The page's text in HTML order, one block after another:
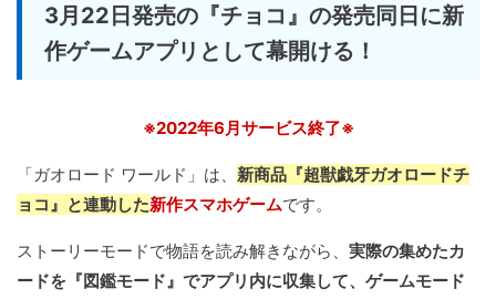
3月22日発売の『チョコ』の発売同日に新
作ゲームアプリとして幕開ける！
※2022年6月サービス終了※
「ガオロード ワールド」は、 新商品『超獣戯牙ガオロードチ
ョコ』と連動した新作スマホゲームです。
ストーリーモードで物語を読み解きながら、 実際の集めたカ
ードを『図鑑モード』でアプリ内に収集して、ゲームモード